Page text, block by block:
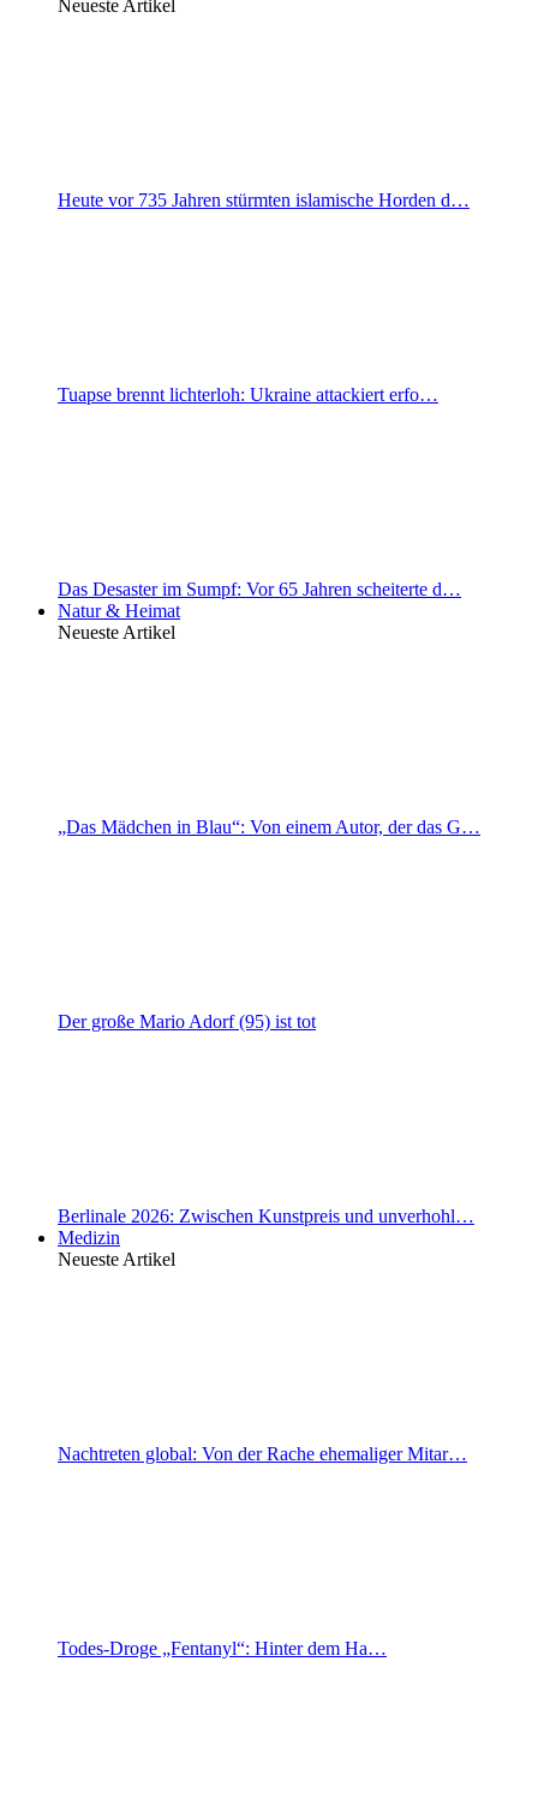
Neueste Artikel
Heute vor 735 Jahren stürmten islamische Horden d…
Tuapse brennt lichterloh: Ukraine attackiert erfo…
Das Desaster im Sumpf: Vor 65 Jahren scheiterte d…
Natur & Heimat
Neueste Artikel
„Das Mädchen in Blau“: Von einem Autor, der das G…
Der große Mario Adorf (95) ist tot
Berlinale 2026: Zwischen Kunstpreis und unverhohl…
Medizin
Neueste Artikel
Nachtreten global: Von der Rache ehemaliger Mitar…
Todes-Droge „Fentanyl“: Hinter dem Ha…